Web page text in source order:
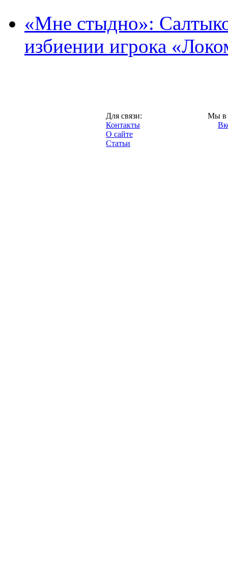
«Мне стыдно»:
избиении игрока
Для связи:
Контакты
О сайте
Статьи
Мы в